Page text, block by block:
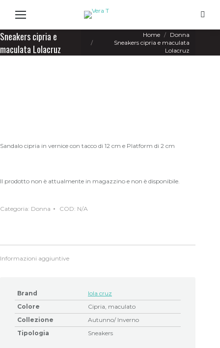
Search:
Sneakers cipria e
maculata Lolacruz
Home
Donna
Sneakers cipria e maculata
Lolacruz
Sandalo cipria in vernice con tacco di 12 cm e Platform di 2 cm
Il prodotto non è attualmente in magazzino e non è disponibile.
Categoria: Donna COD: N/A
Informazioni aggiuntive
Brand
lola cruz
Colore
Cipria, maculato
Collezione
Autunno/ Inverno
Tipologia
Sneakers